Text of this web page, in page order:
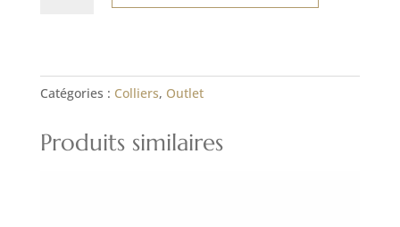
Catégories : Colliers, Outlet
Produits similaires